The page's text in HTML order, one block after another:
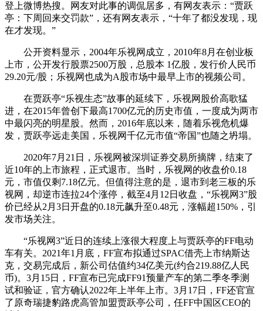
登上微博热搜。网友对此事的调侃居多，有网友表示：“贾跃
亭：下周回来交罚款”，还有网友表示，“十年了都没发现，现
在才发现。”
公开资料显示，2004年乐视网成立，2010年8月在创业板
上市，公开发行股票2500万股，总股本 1亿股，发行价人民币
29.20元/股；乐视网也成为A股市场中最早上市的视频公司。
在贾跃亭“乐视生态”故事的延续下，乐视网股价高歌猛
进，在2015年曾创下最高1700亿元的历史市值，一度成为两市
中最闪亮的明星股。然而，2016年底以来，随着乐视危机爆
发，贾跃亭远走美国，乐视网千亿元市值“帝国”也随之坍塌。
2020年7月21日，乐视网被深圳证券交易所摘牌，结束了
近10年的上市旅程，正式退市。当时，乐视网的收盘价0.18
元，市值仅剩7.18亿元。但值得注意的是，退市到老三板的乐
视网，却逆市连拉24个涨停，截至4月12日收盘，“乐视网3”股
价已经从2月3日开盘的0.18元飙升至0.48元，涨幅超150%，引
发市场关注。
“乐视网3”近日的连续上涨很大程度上与贾跃亭的FF电动
车有关。2021年1月底，FF宣布拟通过SPAC借壳上市纳斯达
克，交易完成后，新公司估值约34亿美元(约合219.88亿人民
币)。3月15日，FF宣布已完成FF91预量产车的第二季冬季测
试和验证，官方确认2022年上半年上市。3月17日，FF还官宣
了原奇瑞捷豹路虎高管加盟贾跃亭公司，任FF中国区CEO的